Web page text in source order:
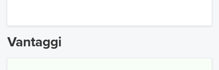
Vantaggi